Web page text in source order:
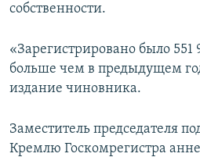
собственности.
«Зарегистрировано было 551
больше чем в предыдущем
издание чиновника.
Заместитель председателя
Кремлю Госкомрегистра